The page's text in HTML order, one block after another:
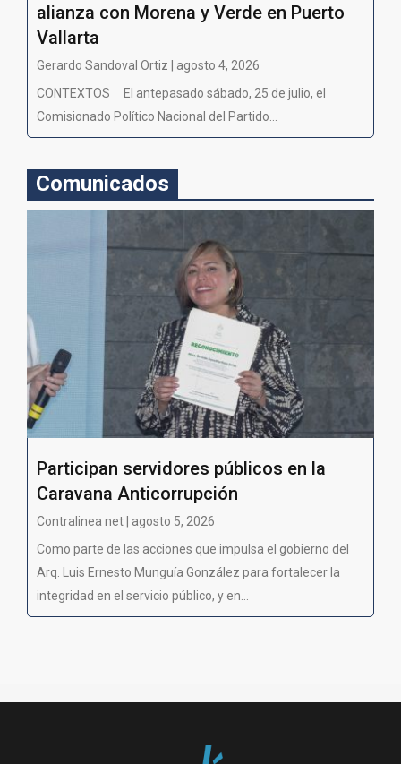
alianza con Morena y Verde en Puerto
Vallarta
Gerardo Sandoval Ortiz | agosto 4, 2026
CONTEXTOS El antepasado sábado, 25 de julio, el
Comisionado Político Nacional del Partido...
Comunicados
Participan servidores públicos en la
Caravana Anticorrupción
Contralinea net | agosto 5, 2026
Como parte de las acciones que impulsa el gobierno del
Arq. Luis Ernesto Munguía González para fortalecer la
integridad en el servicio público, y en...